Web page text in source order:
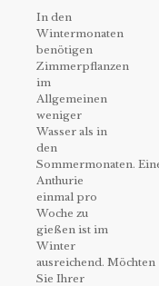
In den
Wintermonaten
benötigen
Zimmerpflanzen
im
Allgemeinen
weniger
Wasser als in
den
Sommermonaten.
Anthurie
einmal pro
Woche zu
gießen ist im
Winter
ausreichend. Möchten
Sie Ihrer